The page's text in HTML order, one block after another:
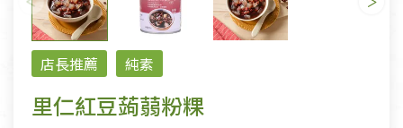
店長推薦 純素
里仁紅豆蒟蒻粉粿